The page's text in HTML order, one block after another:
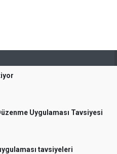
Uygulaması Tavsiyesi
tavsiyeleri